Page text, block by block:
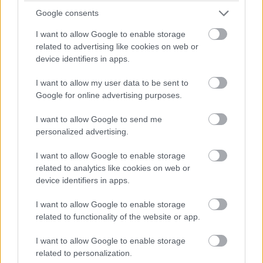
Google consents
I want to allow Google to enable storage
related to advertising like cookies on web or
device identifiers in apps.
I want to allow my user data to be sent to
Google for online advertising purposes.
I want to allow Google to send me
personalized advertising.
I want to allow Google to enable storage
related to analytics like cookies on web or
device identifiers in apps.
I want to allow Google to enable storage
related to functionality of the website or app.
I want to allow Google to enable storage
related to personalization.
View this post on Instagram